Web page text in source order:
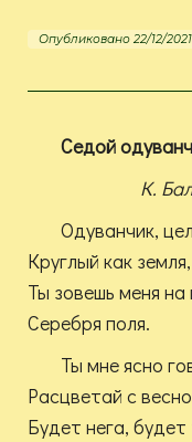
Опубликовано 22/12/
Седой
К.
Одуванчик,
Круглый как земля,
Ты зовешь меня на
Серебря поля.
Ты мне ясно
Расцветай с
Будет нега, будет